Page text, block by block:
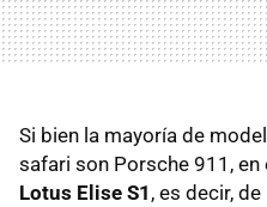
Si bien la mayoría de
safari son Porsche 911,
Lotus Elise S1 , es decir,